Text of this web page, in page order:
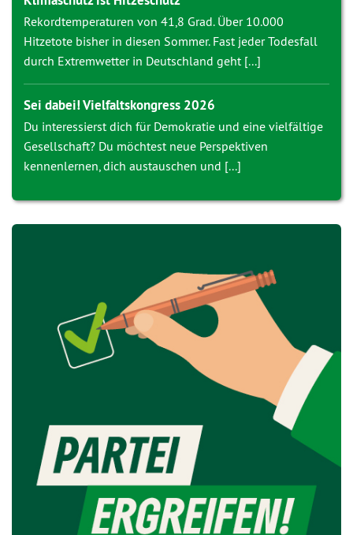
Rekordtemperaturen von 41,8 Grad. Über 10.000
Hitzetote bisher in diesen Sommer. Fast jeder Todesfall
durch Extremwetter in Deutschland geht [...]
Sei dabei! Vielfaltskongress 2026
Du interessierst dich für Demokratie und eine vielfältige
Gesellschaft? Du möchtest neue Perspektiven
kennenlernen, dich austauschen und [...]